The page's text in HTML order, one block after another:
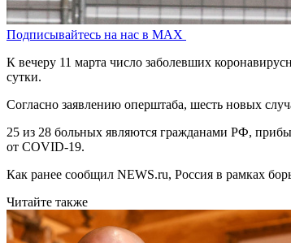
Подписывайтесь на нас в MAX
К вечеру 11 марта число заболевших
сутки.
Согласно заявлению оперштаба, шесть новых
25 из 28 больных являются гражданами РФ,
от COVID-19.
Как ранее сообщил NEWS.ru, Россия в рамках
Читайте также